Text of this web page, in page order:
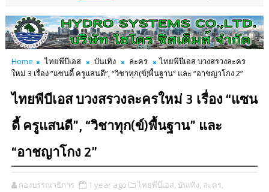
Home ไทยพีบีเอส บันเทิง ละคร
ไทยพีบีเอส บวงสรวงละคร
ใหม่ 3 เรื่อง “แซนดี้ ครูแสนดี”, “วิชาทุก(ข์)พื้นฐาน” และ “อาชญาโกง 2”
ไทยพีบีเอส บวงสรวงละครใหม่ 3 เรื่อง “แซน
ดี้ ครูแสนดี”, “วิชาทุก(ข์)พื้นฐาน” และ
“อาชญาโกง 2”
กองบรรณาธิการ 1 year ago ไทยพีบีเอส, บันเทิง, ละคร,